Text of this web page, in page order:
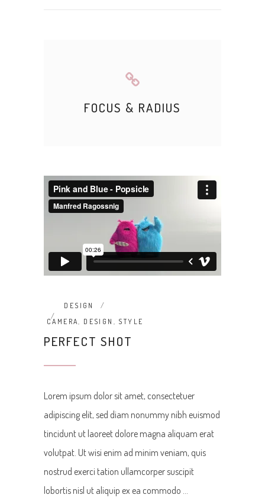
FOCUS & RADIUS
DESIGN
CAMERA
DESIGN STYLE
PERFECT SHOT
Lorem ipsum dolor sit amet, consectetuer
adipiscing elit, sed diam nonummy nibh euismod
tincidunt ut laoreet dolore magna aliquam erat
volutpat. Ut wisi enim ad minim veniam, quis
nostrud exerci tation ullamcorper suscipit
lobortis nisl ut aliquip ex ea commodo